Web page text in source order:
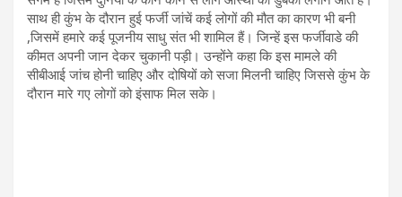
साथ ही कुंभ के दौरान हुई फर्जी जांचें कई लोगों की मौत का कारण भी बनी
,जिसमें हमारे कई पूजनीय साधु संत भी शामिल हैं। जिन्हें इस फर्जीवाडे की
कीमत अपनी जान देकर चुकानी पड़ी। उन्होंने कहा कि इस मामले की
सीबीआई जांच होनी चाहिए और दोषियों को सजा मिलनी चाहिए जिससे कुंभ के
दौरान मारे गए लोगों को इंसाफ मिल सके।